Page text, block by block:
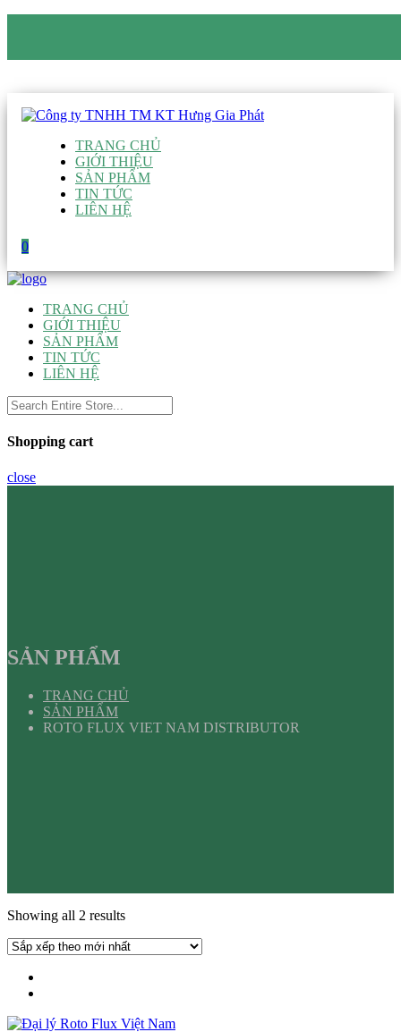
TRANG CHỦ
GIỚI THIỆU
SẢN PHẨM
TIN TỨC
LIÊN HỆ
0
TRANG CHỦ
GIỚI THIỆU
SẢN PHẨM
TIN TỨC
LIÊN HỆ
Shopping cart
close
SẢN PHẨM
TRANG CHỦ
SẢN PHẨM
ROTO FLUX VIET NAM DISTRIBUTOR
Showing all 2 results